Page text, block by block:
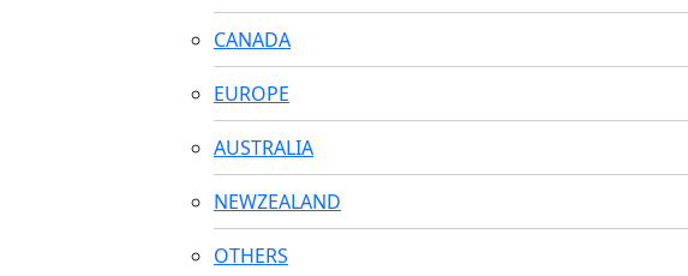
CANADA
EUROPE
AUSTRALIA
NEWZEALAND
OTHERS